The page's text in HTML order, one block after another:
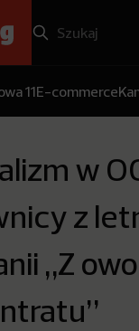
11E-commerce
w
z
„Z